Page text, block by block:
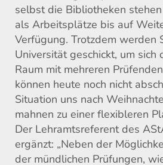
selbst die Bibliotheken
als Arbeitsplätze bis auf
Verfügung. Trotzdem werden
Universität geschickt, um sich
Raum mit mehreren
können heute noch nicht
Situation uns nach
mahnen zu einer flexibleren
Der Lehramtsreferent des
ergänzt: „Neben der
der mündlichen Prüfungen,